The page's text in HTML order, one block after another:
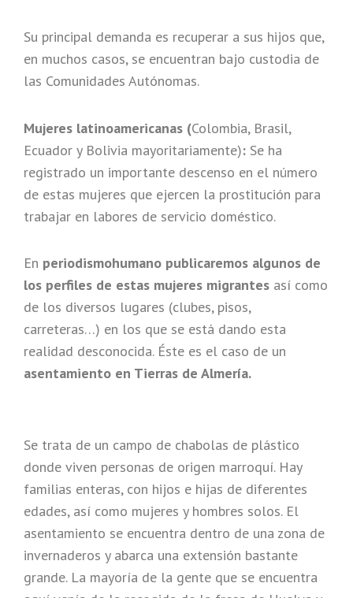
Su principal demanda es recuperar a sus hijos que,
en muchos casos, se encuentran bajo custodia de
las Comunidades Autónomas.
Mujeres latinoamericanas (Colombia, Brasil,
Ecuador y Bolivia mayoritariamente): Se ha
registrado un importante descenso en el número
de estas mujeres que ejercen la prostitución para
trabajar en labores de servicio doméstico.
En periodismohumano publicaremos algunos de
los perfiles de estas mujeres migrantes así como
de los diversos lugares (clubes, pisos,
carreteras…) en los que se está dando esta
realidad desconocida. Éste es el caso de un
asentamiento en Tierras de Almería.
Se trata de un campo de chabolas de plástico
donde viven personas de origen marroquí. Hay
familias enteras, con hijos e hijas de diferentes
edades, así como mujeres y hombres solos. El
asentamiento se encuentra dentro de una zona de
invernaderos y abarca una extensión bastante
grande. La mayoría de la gente que se encuentra